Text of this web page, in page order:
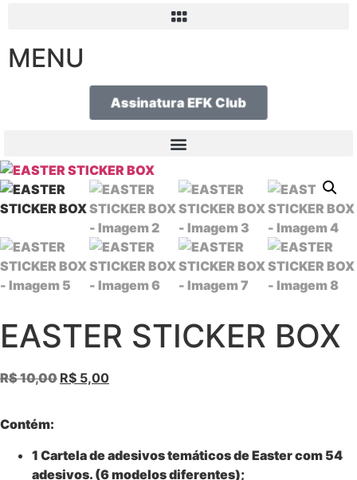
MENU
Assinatura EFK Club
EASTER STICKER BOX
R$10,00 R$ 5,00
Contém:
1 Cartela de adesivos temáticos de Easter com 54
adesivos. (6 modelos diferentes);